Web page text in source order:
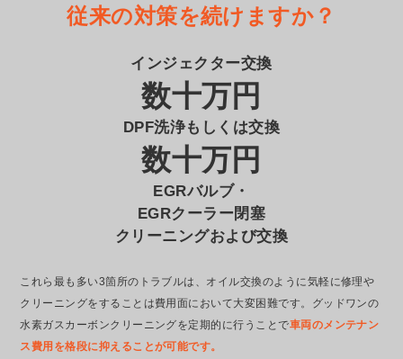
従来の対策を続けますか？
インジェクター交換
数十万円
DPF洗浄もしくは交換
数十万円
EGRバルブ・
EGRクーラー閉塞
クリーニングおよび交換
これら最も多い3箇所のトラブルは、オイル交換のように気軽に修理や
クリーニングをすることは費用面において大変困難です。グッドワンの
水素ガスカーボンクリーニングを定期的に行うことで車両のメンテナン
ス費用を格段に抑えることが可能です。